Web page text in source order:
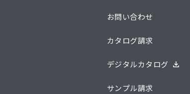
お問い合わせ
カタログ請求
デジタルカタログ
サンプル請求